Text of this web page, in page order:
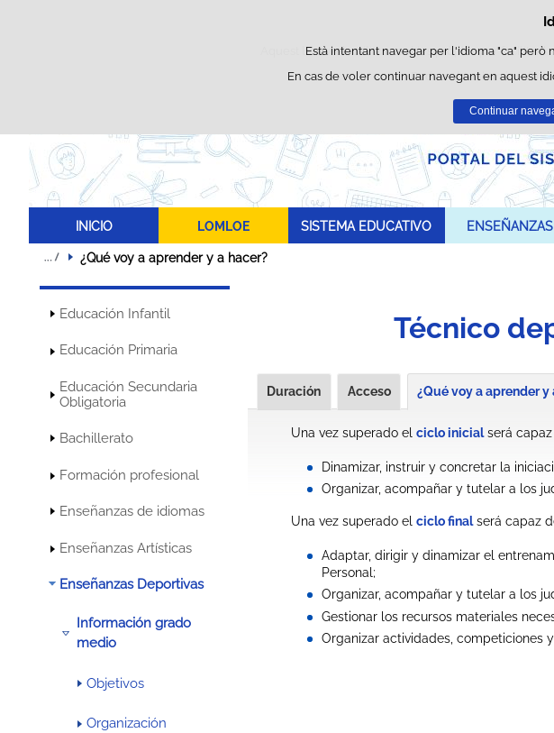
Aquest lloc web utilitza cookies pròpies per facilitar
Podeu obtenir més
Està intentant navegar per l'idioma "ca" però
En cas de voler continuar navegant en aquest
Continuar
INICIO LOMLOE SISTEMA EDUCATIVO ENSEÑANZAS
¿Qué voy a aprender y a hacer?
Educación Infantil
Educación Primaria
Educación Secundaria
Obligatoria
Bachillerato
Formación profesional
Enseñanzas de idiomas
Enseñanzas Artísticas
Enseñanzas Deportivas
Información grado
medio
Objetivos
Organización
Técnico
Duración Acceso ¿Qué voy a aprender y
Una vez superado el ciclo inicialserá capaz
Dinamizar, instruir y concretar la
Organizar, acompañar y tutelar a los
Una vez superado el ciclo finalserá capaz
Adaptar, dirigir y dinamizar el
Personal;
Organizar, acompañar y tutelar a los
Gestionar los recursos materiales
Organizar actividades, competiciones